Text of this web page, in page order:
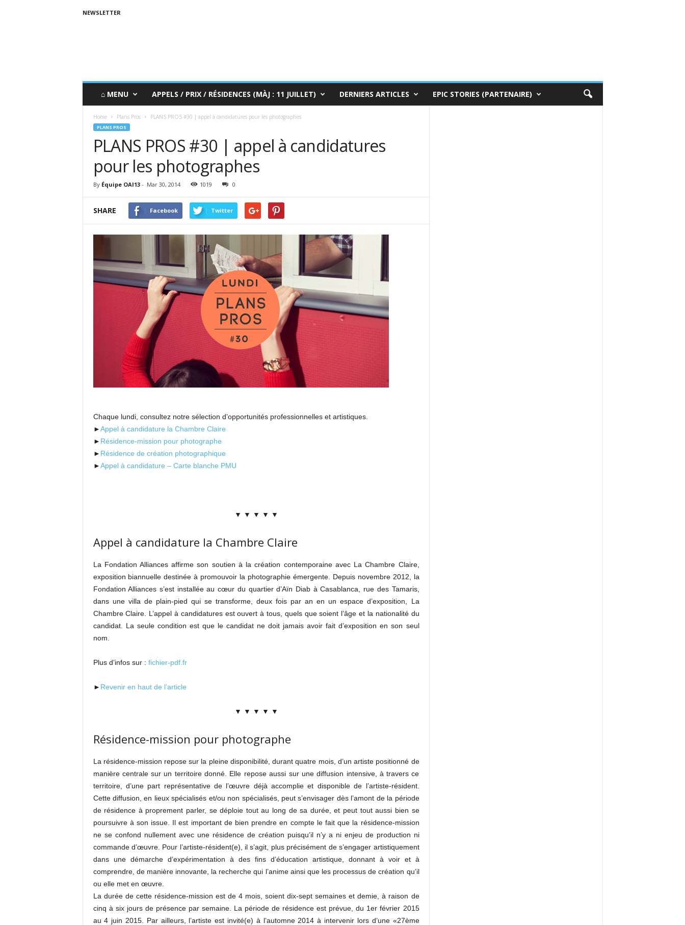
NEWSLETTER
⌂ MENU APPELS / PRIX / RÉSIDENCES (MÀJ : 11 JUILLET) DERNIERS ARTICLES EPIC STORIES (PARTENAIRE)
Home Plans Pros PLANS PROS #30 | appel à candidatures pour les photographes
PLANS PROS
PLANS PROS #30 | appel à candidatures
pour les photographes
By Équipe OAI13- Mar 30, 2014 1019 0
SHARE Facebook Twitter
Chaque lundi, consultez notre sélection d’opportunités professionnelles et artistiques.
►Appel à candidature la Chambre Claire
► Résidence-mission pour photographe
► Résidence de création photographique
►Appel à candidature – Carte blanche PMU
▼ ▼ ▼ ▼ ▼
Appel à candidature la Chambre Claire
La Fondation Alliances affirme son soutien à la création contemporaine avec La Chambre Claire,
exposition biannuelle destinée à promouvoir la photographie émergente. Depuis novembre 2012, la
Fondation Alliances s’est installée au cœur du quartier d’Aïn Diab à Casablanca, rue des Tamaris,
dans une villa de plain-pied qui se transforme, deux fois par an en un espace d’exposition, La
Chambre Claire. L’appel à candidatures est ouvert à tous, quels que soient l’âge et la nationalité du
candidat. La seule condition est que le candidat ne doit jamais avoir fait d’exposition en son seul
nom.
Plus d’infos sur : fichier-pdf.fr
► Revenir en haut de l’article
▼ ▼ ▼ ▼ ▼
Résidence-mission pour photographe
La résidence-mission repose sur la pleine disponibilité, durant quatre mois, d’un artiste positionné de
manière centrale sur un territoire donné. Elle repose aussi sur une diffusion intensive, à travers ce
territoire, d’une part représentative de l’œuvre déjà accomplie et disponible de l’artiste-résident.
Cette diffusion, en lieux spécialisés et/ou non spécialisés, peut s’envisager dès l’amont de la période
de résidence à proprement parler, se déploie tout au long de sa durée, et peut tout aussi bien se
poursuivre à son issue. Il est important de bien prendre en compte le fait que la résidence-mission
ne se confond nullement avec une résidence de création puisqu’il n’y a ni enjeu de production ni
commande d’œuvre. Pour l’artiste-résident(e), il s’agit, plus précisément de s’engager artistiquement
dans une démarche d’expérimentation à des fins d’éducation artistique, donnant à voir et à
comprendre, de manière innovante, la recherche qui l’anime ainsi que les processus de création qu’il
ou elle met en œuvre.
La durée de cette résidence-mission est de 4 mois, soient dix-sept semaines et demie, à raison de
cinq à six jours de présence par semaine. La période de résidence est prévue, du 1er février 2015
au 4 juin 2015. Par ailleurs, l’artiste est invité(e) à l’automne 2014 à intervenir lors d’une «27ème